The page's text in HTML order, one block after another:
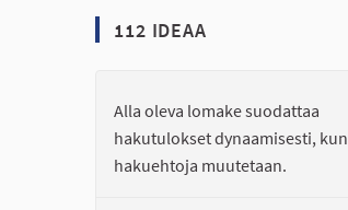
112 IDEAA
Alla oleva lomake suodattaa
hakutulokset dynaamisesti, kun
hakuehtoja muutetaan.